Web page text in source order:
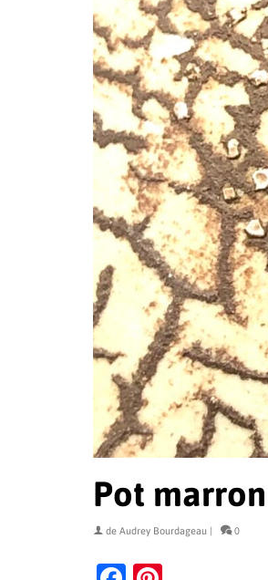
Pot
de Audrey Bourdageau | 0